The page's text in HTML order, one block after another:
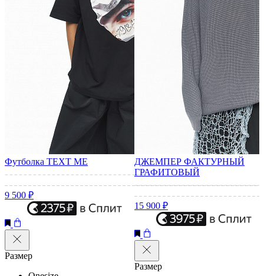
Футболка TEXT ME
9 500 ₽
Размер
ДЖЕМПЕР ФАКТУРНЫЙ
ГРАФИТОВЫЙ
15 900 ₽
Размер